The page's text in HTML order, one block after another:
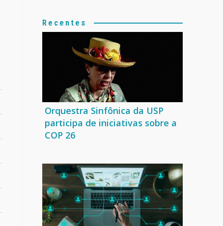
Recentes
Orquestra Sinfônica da USP
participa de iniciativas sobre a
COP 26